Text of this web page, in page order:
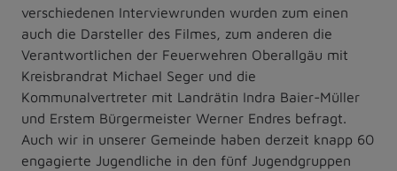
verschiedenen Interviewrunden wurden zum einen
auch die Darsteller des Filmes, zum anderen die
Verantwortlichen der Feuerwehren Oberallgäu mit
Kreisbrandrat Michael Seger und die
Kommunalvertreter mit Landrätin Indra Baier-Müller
und Erstem Bürgermeister Werner Endres befragt.
Auch wir in unserer Gemeinde haben derzeit knapp 60
engagierte Jugendliche in den fünf Jugendgruppen